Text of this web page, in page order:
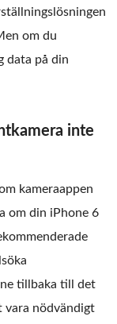
om du
data på din
inte
kameraappen
om din iPhone 6
tillbaka till det
vara nödvändigt